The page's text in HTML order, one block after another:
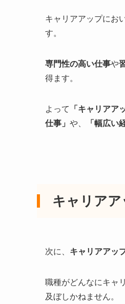
キャリアアップにお
す。
専門性の高い仕事や
得ます。
よって 「キャリアア
仕事」 や、 「幅広い
キャリア
次に、 キャリアアッ
職種がどんなにキャ
及ぼしかねません。